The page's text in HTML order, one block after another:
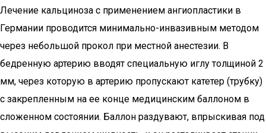
Лечение кальциноза с применением ангиопластики в
Германии проводится минимально-инвазивным методом
через небольшой прокол при местной анестезии. В
бедренную артерию вводят специальную иглу толщиной 2
мм, через которую в артерию пропускают катетер (трубку)
с закрепленным на ее конце медицинским баллоном в
сложенном состоянии. Баллон раздувают, впрыскивая под